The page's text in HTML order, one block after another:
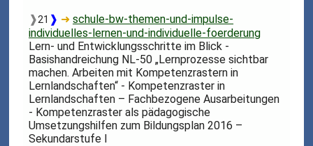
❱21 ❱ ➜schule-bw-themen-und-impulse-
individuelles-lernen-und-individuelle-foerderung
Lern- und Entwicklungsschritte im Blick -
Basishandreichung NL-50 „Lernprozesse sichtbar
machen. Arbeiten mit Kompetenzrastern in
Lernlandschaften“ - Kompetenzraster in
Lernlandschaften – Fachbezogene Ausarbeitungen
- Kompetenzraster als pädagogische
Umsetzungshilfen zum Bildungsplan 2016 –
Sekundarstufe I